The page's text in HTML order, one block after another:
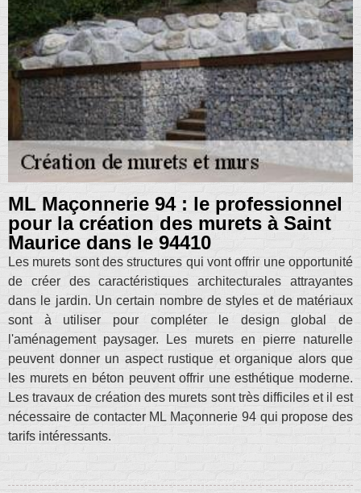
ML Maçonnerie 94 : le professionnel
pour la création des murets à Saint
Maurice dans le 94410
Les murets sont des structures qui vont offrir une opportunité
de créer des caractéristiques architecturales attrayantes
dans le jardin. Un certain nombre de styles et de matériaux
sont à utiliser pour compléter le design global de
l'aménagement paysager. Les murets en pierre naturelle
peuvent donner un aspect rustique et organique alors que
les murets en béton peuvent offrir une esthétique moderne.
Les travaux de création des murets sont très difficiles et il est
nécessaire de contacter ML Maçonnerie 94 qui propose des
tarifs intéressants.